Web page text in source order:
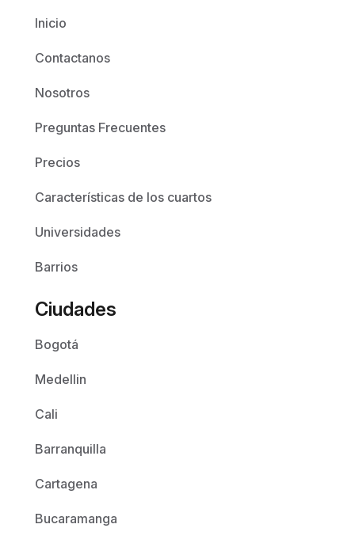
Inicio
Contactanos
Nosotros
Preguntas Frecuentes
Precios
Características de los cuartos
Universidades
Barrios
Ciudades
Bogotá
Medellin
Cali
Barranquilla
Cartagena
Bucaramanga